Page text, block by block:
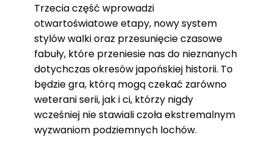
Trzecia część wprowadzi
otwartoświatowe etapy, nowy system
stylów walki oraz przesunięcie czasowe
fabuły, które przeniesie nas do nieznanych
dotychczas okresów japońskiej historii. To
będzie gra, którą mogą czekać zarówno
weterani serii, jak i ci, którzy nigdy
wcześniej nie stawiali czoła ekstremalnym
wyzwaniom podziemnych lochów.